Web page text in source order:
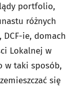
portfolio,
różnych
ie, domach
Lokalnej w
w taki sposób,
się